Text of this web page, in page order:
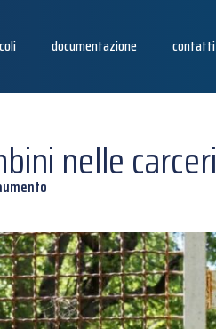
documentazione contatti
nelle carceri